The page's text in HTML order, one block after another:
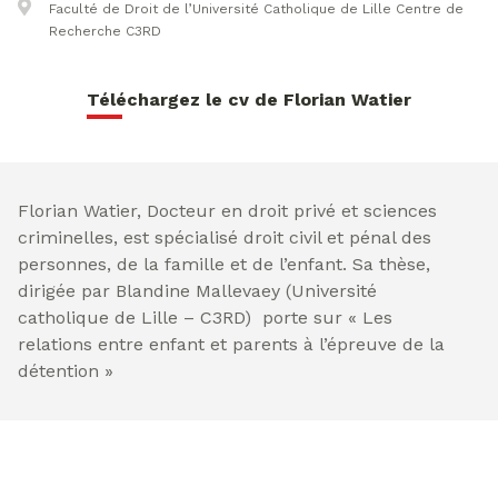
Faculté de Droit de l’Université Catholique de Lille Centre de
Recherche C3RD
Téléchargez le cv de Florian Watier
Florian Watier, Docteur en droit privé et sciences
criminelles, est spécialisé droit civil et pénal des
personnes, de la famille et de l’enfant. Sa thèse,
dirigée par Blandine Mallevaey (Université
catholique de Lille – C3RD) porte sur « Les
relations entre enfant et parents à l’épreuve de la
détention »